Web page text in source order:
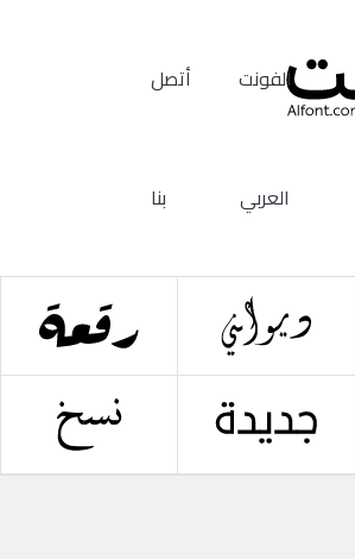
الفونت
العربي
أتصل
بنا